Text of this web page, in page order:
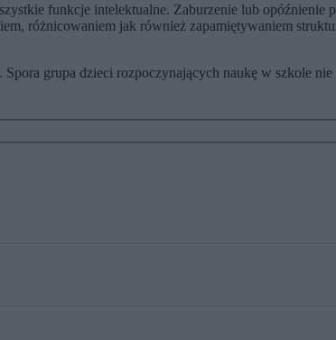
funkcje intelektualne. Zaburzenie lub
różnicowaniem jak również zapamiętywaniem
grupa dzieci rozpoczynających naukę w szkole